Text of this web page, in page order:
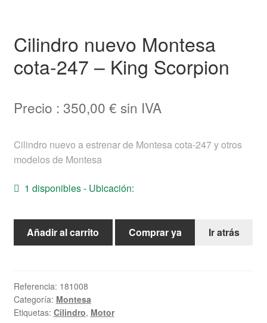
Español
Cilindro nuevo Montesa
cota-247 – King Scorpion
Precio : 350,00 € sin IVA
Cilindro nuevo a estrenar de Montesa cota-247 y otros
modelos de Montesa
1 disponibles - Ubicación:
Cilindro
247
-
King
Añadir al carrito Comprar ya Ir atrás
Referencia: 181008
Categoría: Montesa
Etiquetas: Cilindro, Motor